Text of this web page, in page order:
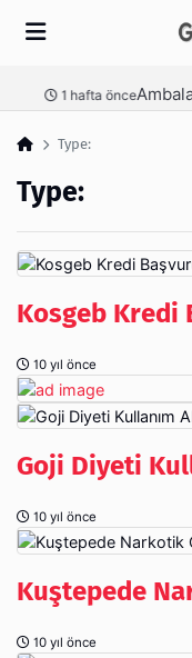
Type:
Type:
Kosgeb Kredi
10 yıl önce
Goji Diyeti
10 yıl önce
Kuştepede
10 yıl önce